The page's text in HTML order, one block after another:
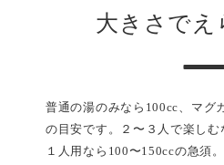
大きさでえ
普通の湯のみなら100cc、マグ
の目安です。２〜３人で楽しむ
１人用なら100〜150ccの急須